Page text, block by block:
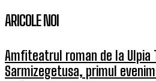
ARICOLE NOI
Amfiteatrul roman de la Ulpia
Sarmizegetusa, primul